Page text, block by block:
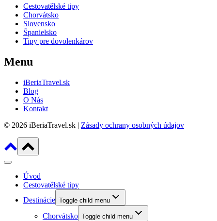
Cestovatělské tipy
Chorvátsko
Slovensko
Španielsko
Tipy pre dovolenkárov
Menu
iBeriaTravel.sk
Blog
O Nás
Kontakt
© 2026 iBeriaTravel.sk | Zásady ochrany osobných údajov
Úvod
Cestovatělské tipy
Destinácie Toggle child menu
Chorvátsko Toggle child menu